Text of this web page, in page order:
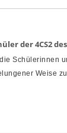
der 4CS2
Schülerinnen
Weise